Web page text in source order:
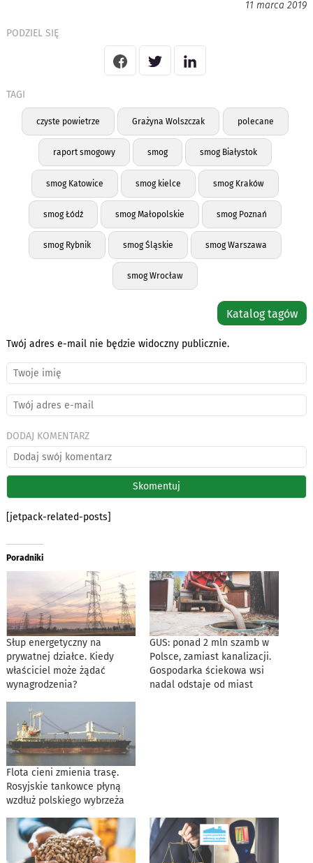
11 marca 2019
PODZIEL SIĘ
TAGI
czyste powietrze Grażyna Wolszczak polecane
raport smogowy smog smog Białystok
smog Katowice smog kielce smog Kraków
smog Łódź smog Małopolskie smog Poznań
smog Rybnik smog Śląskie smog Warszawa
smog Wrocław
Katalog tagów
Twój adres e-mail nie będzie widoczny publicznie.
DODAJ KOMENTARZ
[jetpack-related-posts]
Poradniki
Słup energetyczny na
prywatnej działce. Kiedy
właściciel może żądać
wynagrodzenia?
GUS: ponad 2 mln szamb w
Polsce, zamiast kanalizacji.
Gospodarka ściekowa wsi
nadal odstaje od miast
Flota cieni zmienia trasę.
Rosyjskie tankowce płyną
wzdłuż polskiego wybrzeża